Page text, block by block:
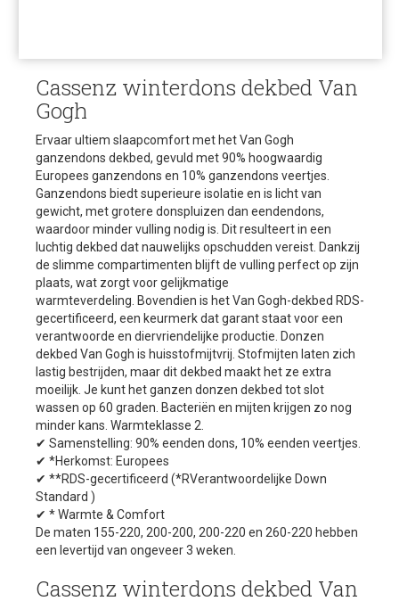
Cassenz winterdons dekbed Van
Gogh
Ervaar ultiem slaapcomfort met het Van Gogh
ganzendons dekbed, gevuld met 90% hoogwaardig
Europees ganzendons en 10% ganzendons veertjes.
Ganzendons biedt superieure isolatie en is licht van
gewicht, met grotere donspluizen dan eendendons,
waardoor minder vulling nodig is. Dit resulteert in een
luchtig dekbed dat nauwelijks opschudden vereist. Dankzij
de slimme compartimenten blijft de vulling perfect op zijn
plaats, wat zorgt voor gelijkmatige
warmteverdeling. Bovendien is het Van Gogh-dekbed RDS-
gecertificeerd, een keurmerk dat garant staat voor een
verantwoorde en diervriendelijke productie. Donzen
dekbed Van Gogh is huisstofmijtvrij. Stofmijten laten zich
lastig bestrijden, maar dit dekbed maakt het ze extra
moeilijk. Je kunt het ganzen donzen dekbed tot slot
wassen op 60 graden. Bacteriën en mijten krijgen zo nog
minder kans. Warmteklasse 2.
✔ Samenstelling: 90% eenden dons, 10% eenden veertjes.
✔ *Herkomst: Europees
✔ **RDS-gecertificeerd (*RVerantwoordelijke Down
Standard )
✔ * Warmte & Comfort
De maten 155-220, 200-200, 200-220 en 260-220 hebben
een levertijd van ongeveer 3 weken.
Cassenz winterdons dekbed Van